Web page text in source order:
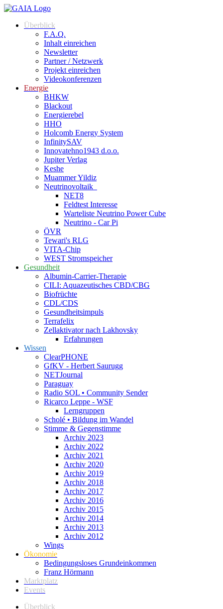
Zum
springenÜberblick
F.A.Q.
Inhalt einreichen
Newsletter
Partner / Netzwerk
Projekt einreichen
Videokonferenzen
Energie
BHKW
Blackout
Energierebel
HHO
Holcomb Energy System
InfinitySAV
Innovatehno1943 d.o.o.
Jupiter Verlag
Keshe
Muammer Yildiz
Neutrinovoltaik
NET8
Feldtest Interesse
Warteliste Neutrino Power Cube
Neutrino - Car Pi
ÖVR
Tewari's RLG
VITA-Chip
WEST Stromspeicher
Gesundheit
Albumin-Carrier-Therapie
CILI: Aquazeutisches CBD/CBG
Biofrüchte
CDL/CDS
Gesundheitsimpuls
Terrafelix
Zellaktivator nach Lakhovsky
Erfahrungen
Wissen
ClearPHONE
GfKV - Herbert Saurugg
NETJournal
Paraguay
Radio SOL • Community Sender
Ricarco Leppe - WSF
Lerngruppen
Scholé • Bildung im Wandel
Stimme & Gegenstimme
Archiv 2023
Archiv 2022
Archiv 2021
Archiv 2020
Archiv 2019
Archiv 2018
Archiv 2017
Archiv 2016
Archiv 2015
Archiv 2014
Archiv 2013
Archiv 2012
Wings
Ökonomie
Bedingungsloses Grundeinkommen
Franz Hörmann
Marktplatz
Events
Überblick